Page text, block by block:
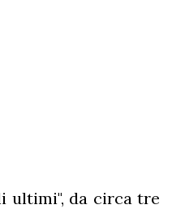
ultimi", da circa tre